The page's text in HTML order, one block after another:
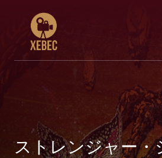
ストレンジャー・